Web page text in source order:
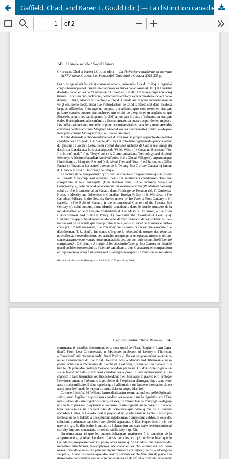
Gaffield, Chad, and Karen L. Gould (dir.) — La distinction canadienne au tournant du XXIe siècle